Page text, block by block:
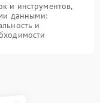
и инструментов,
данными:
и